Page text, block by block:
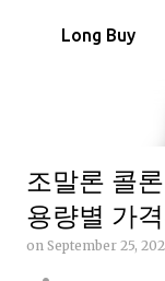
Long Buy
조말론 콜
용량별 가
on September 25,